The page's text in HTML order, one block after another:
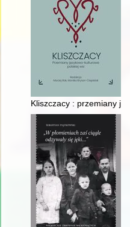
Kliszczacy : przemiany